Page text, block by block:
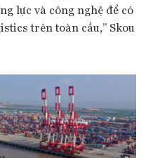
lực và công nghệ để có
trên toàn cầu,” Skou